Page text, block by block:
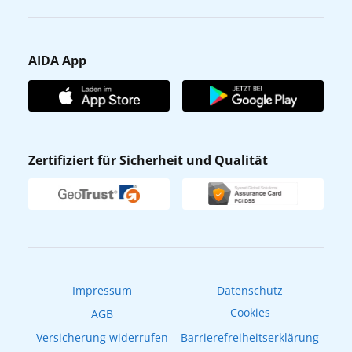
Karriere
Affiliateprogramm
Verhaltens- & Ethikkodex
Newsletter
Gästefragebogen
AIDA Club
AIDA App
AIDA App
Zertifiziert für Sicherheit und Qualität
Impressum
Datenschutz
AGB
Cookies
Versicherung widerrufen
Barrierefreiheitserklärung